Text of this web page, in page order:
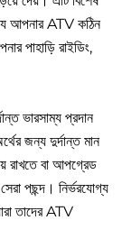
আপনার ATV কঠিন
পাহাড়ি রাইডিং,
ভারসাম্য প্রদান
জন্য দুর্দান্ত মান
রাখতে বা আপগ্রেড
পছন্দ। নির্ভরযোগ্য
তাদের ATV